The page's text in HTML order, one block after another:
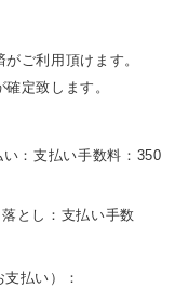
ご利用頂けます。
定致します。
：支払い手数料：350
とし：支払い手数
払い）：